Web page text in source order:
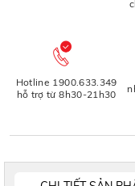
Hotline 1900.633.349
hỗ trợ từ 8h30-21h30